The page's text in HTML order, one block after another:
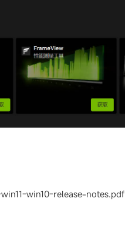
win10-release-notes.pdf